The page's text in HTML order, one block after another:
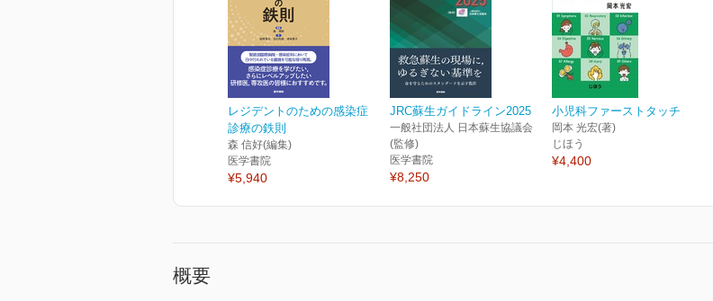
レジデントのための感染症
診療の鉄則
森 信好(編集)
医学書院
¥5,940
JRC蘇生ガイドライン2025
一般社団法人 日本蘇生協議会
(監修)
医学書院
¥8,250
小児科ファーストタッチ
岡本 光宏(著)
じほう
¥4,400
概要